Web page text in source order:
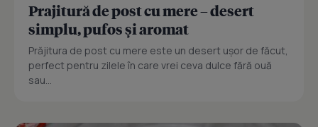
Prajitură de post cu mere – desert
simplu, pufos și aromat
Prăjitura de post cu mere este un desert ușor de făcut,
perfect pentru zilele în care vrei ceva dulce fără ouă
sau...